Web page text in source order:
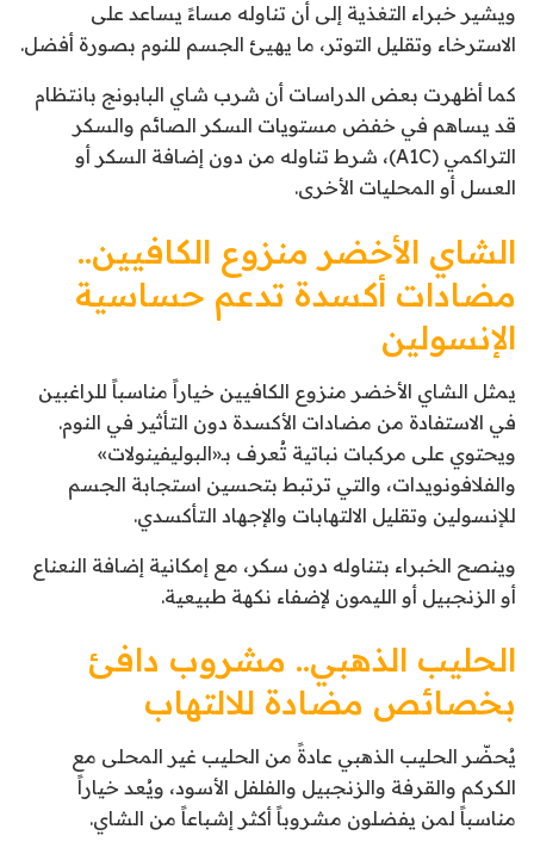
ويشير خبراء التغذية إلى أن تناوله مساءً يساعد على
الاسترخاء وتقليل التوتر، ما يهيئ الجسم للنوم بصورة أفضل.
كما أظهرت بعض الدراسات أن شرب شاي البابونج بانتظام
قد يساهم في خفض مستويات السكر الصائم والسكر
التراكمي (A1C)، شرط تناوله من دون إضافة السكر أو
العسل أو المحليات الأخرى.
الشاي الأخضر منزوع الكافيين..
مضادات أكسدة تدعم حساسية
الإنسولين
يمثل الشاي الأخضر منزوع الكافيين خياراً مناسباً للراغبين
في الاستفادة من مضادات الأكسدة دون التأثير في النوم.
ويحتوي على مركبات نباتية تُعرف بـ«البوليفينولات»
والفلافونويدات، والتي ترتبط بتحسين استجابة الجسم
للإنسولين وتقليل الالتهابات والإجهاد التأكسدي.
وينصح الخبراء بتناوله دون سكر، مع إمكانية إضافة النعناع
أو الزنجبيل أو الليمون لإضفاء نكهة طبيعية.
الحليب الذهبي.. مشروب دافئ
بخصائص مضادة للالتهاب
يُحضّر الحليب الذهبي عادةً من الحليب غير المحلى مع
الكركم والقرفة والزنجبيل والفلفل الأسود، ويُعد خياراً
مناسباً لمن يفضلون مشروباً أكثر إشباعاً من الشاي.